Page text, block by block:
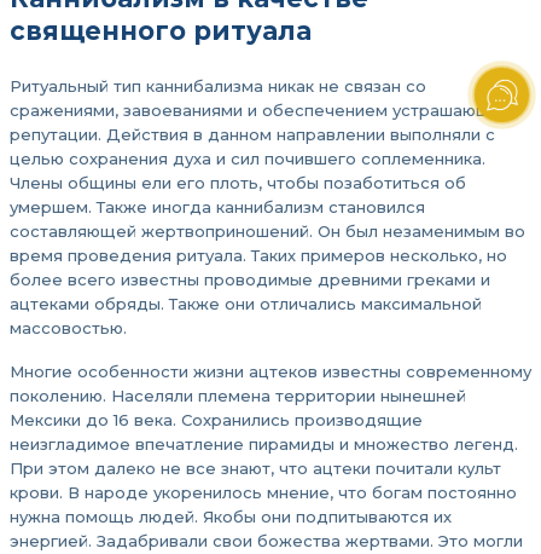
священного ритуала
Ритуальный тип каннибализма никак не связан со
сражениями, завоеваниями и обеспечением устрашающей
репутации. Действия в данном направлении выполняли с
целью сохранения духа и сил почившего соплеменника.
Члены общины ели его плоть, чтобы позаботиться об
умершем. Также иногда каннибализм становился
составляющей жертвоприношений. Он был незаменимым во
время проведения ритуала. Таких примеров несколько, но
более всего известны проводимые древними греками и
ацтеками обряды. Также они отличались максимальной
массовостью.
Многие особенности жизни ацтеков известны современному
поколению. Населяли племена территории нынешней
Мексики до 16 века. Сохранились производящие
неизгладимое впечатление пирамиды и множество легенд.
При этом далеко не все знают, что ацтеки почитали культ
крови. В народе укоренилось мнение, что богам постоянно
нужна помощь людей. Якобы они подпитываются их
энергией. Задабривали свои божества жертвами. Это могли